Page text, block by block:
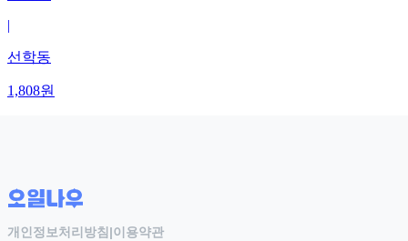
|
선학동
1,808원
개인정보처리방침 |이용약관